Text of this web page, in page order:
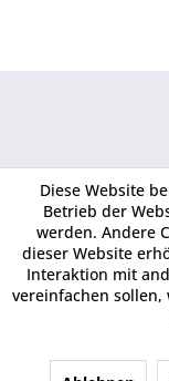
Diese Website
Betrieb der
werden. Andere
dieser Website
Interaktion mit
vereinfachen